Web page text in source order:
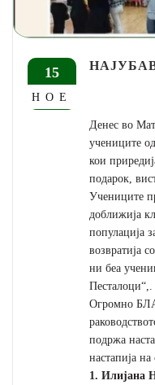
15
НОЕ
Денес во
учениците
кои
подарок,
Учениците
доближија
популација
возвратија
ни беа
Песталоци“,.
Огромно
подржа
настапија на
1. Илијана